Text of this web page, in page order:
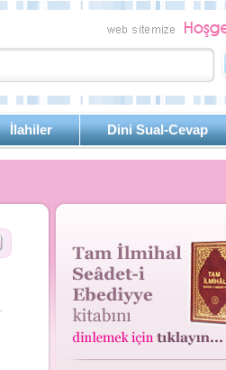
İlahiler Dini Sual-Cevap